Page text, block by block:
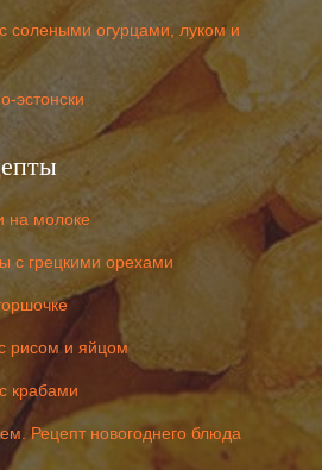
солеными огурцами, луком и
эстонски
на молоке
с грецкими орехами
рисом и яйцом
крабами
Рецепт новогоднего блюда